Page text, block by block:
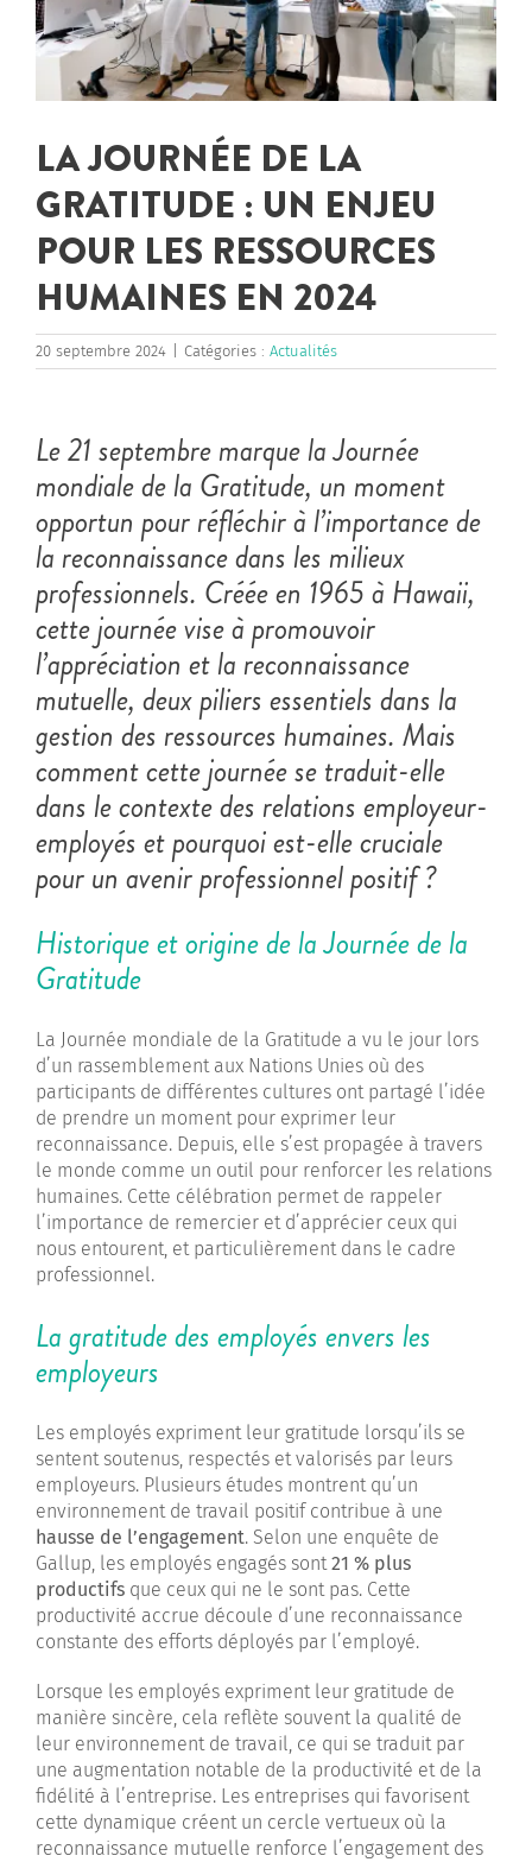
LA JOURNÉE DE LA
GRATITUDE : UN ENJEU
POUR LES RESSOURCES
HUMAINES EN 2024
20 septembre 2024 Catégories : Actualités
Le 21 septembre marque la Journée
mondiale de la Gratitude, un moment
opportun pour réfléchir à l’importance de
la reconnaissance dans les milieux
professionnels. Créée en 1965 à Hawaii,
cette journée vise à promouvoir
l’appréciation et la reconnaissance
mutuelle, deux piliers essentiels dans la
gestion des ressources humaines. Mais
comment cette journée se traduit-elle
dans le contexte des relations employeur-
employés et pourquoi est-elle cruciale
pour un avenir professionnel positif ?
Historique et origine de la Journée de la
Gratitude
La Journée mondiale de la Gratitude a vu le jour lors
d’un rassemblement aux Nations Unies où des
participants de différentes cultures ont partagé l’idée
de prendre un moment pour exprimer leur
reconnaissance. Depuis, elle s’est propagée à travers
le monde comme un outil pour renforcer les relations
humaines. Cette célébration permet de rappeler
l’importance de remercier et d’apprécier ceux qui
nous entourent, et particulièrement dans le cadre
professionnel.
La gratitude des employés envers les
employeurs
Les employés expriment leur gratitude lorsqu’ils se
sentent soutenus, respectés et valorisés par leurs
employeurs. Plusieurs études montrent qu’un
environnement de travail positif contribue à une
hausse de l’engagement. Selon une enquête de
Gallup, les employés engagés sont21 % plus
productifsque ceux qui ne le sont pas. Cette
productivité accrue découle d’une reconnaissance
constante des efforts déployés par l’employé.
Lorsque les employés expriment leur gratitude de
manière sincère, cela reflète souvent la qualité de
leur environnement de travail, ce qui se traduit par
une augmentation notable de la productivité et de la
fidélité à l’entreprise. Les entreprises qui favorisent
cette dynamique créent un cercle vertueux où la
reconnaissance mutuelle renforce l’engagement des